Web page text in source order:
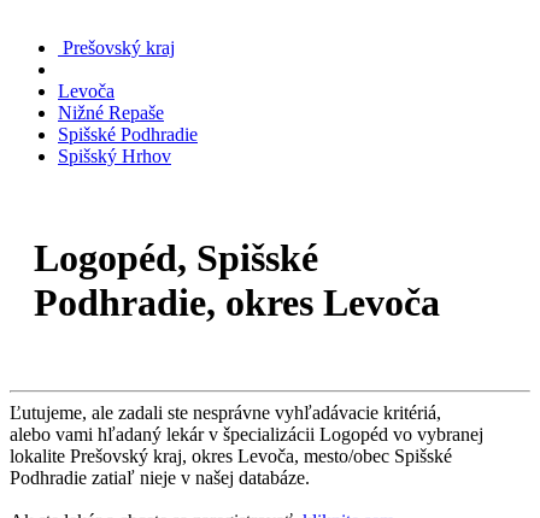
Prešovský kraj
Levoča
Nižné Repaše
Spišské Podhradie
Spišský Hrhov
Logopéd, Spišské
Podhradie, okres Levoča
Ľutujeme, ale zadali ste nesprávne vyhľadávacie kritériá,
alebo vami hľadaný lekár v špecializácii Logopéd vo vybranej
lokalite Prešovský kraj, okres Levoča, mesto/obec Spišské
Podhradie zatiaľ nieje v našej databáze.